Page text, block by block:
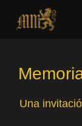
main
Una